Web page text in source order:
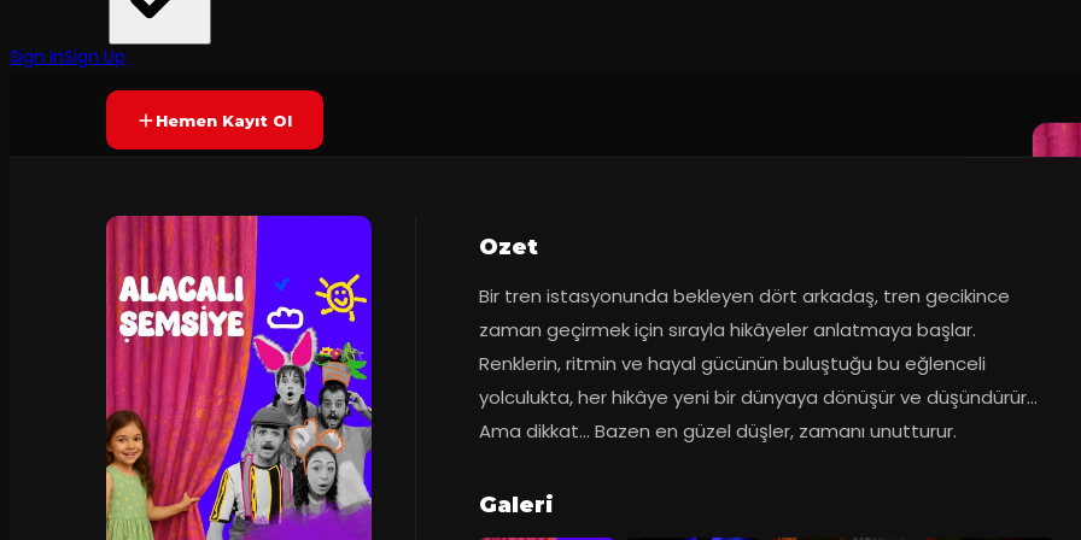
Sign InSign UpYAKINDA Yetersiz oy
Hemen Kayıt Ol
Ozet
Bir tren istasyonunda bekleyen dört arkadaş, tren gecikince
zaman geçirmek için sırayla hikâyeler anlatmaya başlar.
Renklerin, ritmin ve hayal gücünün buluştuğu bu eğlenceli
yolculukta, her hikâye yeni bir dünyaya dönüşür ve düşündürür…
Ama dikkat… Bazen en güzel düşler, zamanı unutturur.
Galeri